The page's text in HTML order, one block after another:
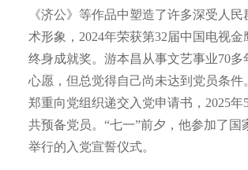
《济公》等作品中塑造了许多深受人
术形象，2024年荣获第32届中国电视金
终身成就奖。游本昌从事文艺事业70多
心愿，但总觉得自己尚未达到党员条件
郑重向党组织递交入党申请书，2025年
共预备党员。“七一”前夕，他参加了国
举行的入党宣誓仪式。